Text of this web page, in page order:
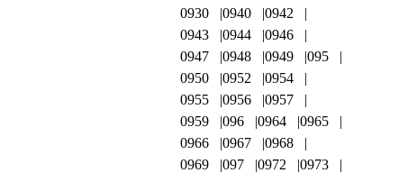
0930
0940
0942
0943
0944
0946
0947
0948 0949
095
0950
0952
0954
0955
0956
0957
0959
096 0964
0965
0966
0967
0968
0969
097 0972
0973